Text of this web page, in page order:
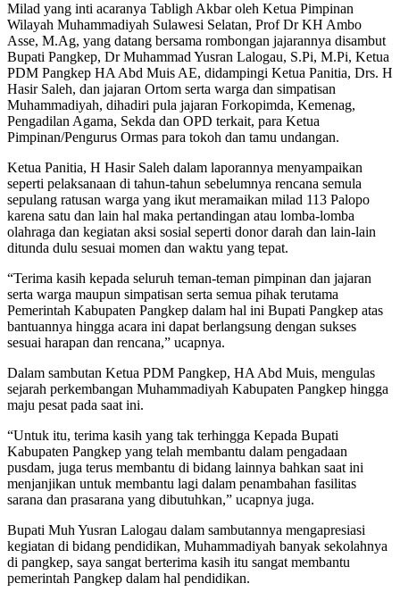
Milad yang inti acaranya Tabligh Akbar oleh Ketua Pimpinan
Wilayah Muhammadiyah Sulawesi Selatan, Prof Dr KH Ambo
Asse, M.Ag, yang datang bersama rombongan jajarannya disambut
Bupati Pangkep, Dr Muhammad Yusran Lalogau, S.Pi, M.Pi, Ketua
PDM Pangkep HA Abd Muis AE, didampingi Ketua Panitia, Drs. H
Hasir Saleh, dan jajaran Ortom serta warga dan simpatisan
Muhammadiyah, dihadiri pula jajaran Forkopimda, Kemenag,
Pengadilan Agama, Sekda dan OPD terkait, para Ketua
Pimpinan/Pengurus Ormas para tokoh dan tamu undangan.
Ketua Panitia, H Hasir Saleh dalam laporannya menyampaikan
seperti pelaksanaan di tahun-tahun sebelumnya rencana semula
sepulang ratusan warga yang ikut meramaikan milad 113 Palopo
karena satu dan lain hal maka pertandingan atau lomba-lomba
olahraga dan kegiatan aksi sosial seperti donor darah dan lain-lain
ditunda dulu sesuai momen dan waktu yang tepat.
“Terima kasih kepada seluruh teman-teman pimpinan dan jajaran
serta warga maupun simpatisan serta semua pihak terutama
Pemerintah Kabupaten Pangkep dalam hal ini Bupati Pangkep atas
bantuannya hingga acara ini dapat berlangsung dengan sukses
sesuai harapan dan rencana,” ucapnya.
Dalam sambutan Ketua PDM Pangkep, HA Abd Muis, mengulas
sejarah perkembangan Muhammadiyah Kabupaten Pangkep hingga
maju pesat pada saat ini.
“Untuk itu, terima kasih yang tak terhingga Kepada Bupati
Kabupaten Pangkep yang telah membantu dalam pengadaan
pusdam, juga terus membantu di bidang lainnya bahkan saat ini
menjanjikan untuk membantu lagi dalam penambahan fasilitas
sarana dan prasarana yang dibutuhkan,” ucapnya juga.
Bupati Muh Yusran Lalogau dalam sambutannya mengapresiasi
kegiatan di bidang pendidikan, Muhammadiyah banyak sekolahnya
di pangkep, saya sangat berterima kasih itu sangat membantu
pemerintah Pangkep dalam hal pendidikan.